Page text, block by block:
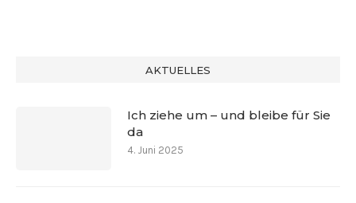
AKTUELLES
Ich ziehe um – und bleibe für Sie
da
4. Juni 2025